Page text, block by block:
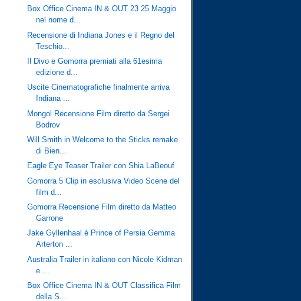
Box Office Cinema IN & OUT 23 25 Maggio
nel nome d...
Recensione di Indiana Jones e il Regno del
Teschio...
Il Divo e Gomorra premiati alla 61esima
edizione d...
Uscite Cinematografiche finalmente arriva
Indiana ...
Mongol Recensione Film diretto da Sergei
Bodrov
Will Smith in Welcome to the Sticks remake
di Bien...
Eagle Eye Teaser Trailer con Shia LaBeouf
Gomorra 5 Clip in esclusiva Video Scene del
film d...
Gomorra Recensione Film diretto da Matteo
Garrone
Jake Gyllenhaal è Prince of Persia Gemma
Arterton ...
Australia Trailer in italiano con Nicole Kidman
e ...
Box Office Cinema IN & OUT Classifica Film
della S...